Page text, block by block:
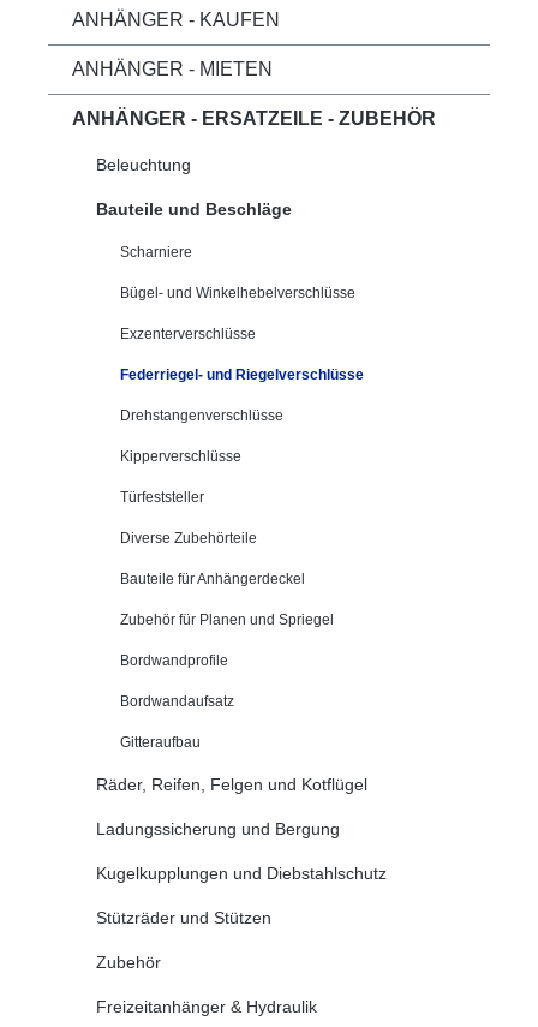
ANHÄNGER - KAUFEN
ANHÄNGER - MIETEN
ANHÄNGER - ERSATZEILE - ZUBEHÖR
Beleuchtung
Bauteile und Beschläge
Scharniere
Bügel- und Winkelhebelverschlüsse
Exzenterverschlüsse
Federriegel- und Riegelverschlüsse
Drehstangenverschlüsse
Kipperverschlüsse
Türfeststeller
Diverse Zubehörteile
Bauteile für Anhängerdeckel
Zubehör für Planen und Spriegel
Bordwandprofile
Bordwandaufsatz
Gitteraufbau
Räder, Reifen, Felgen und Kotflügel
Ladungssicherung und Bergung
Kugelkupplungen und Diebstahlschutz
Stützräder und Stützen
Zubehör
Freizeitanhänger & Hydraulik